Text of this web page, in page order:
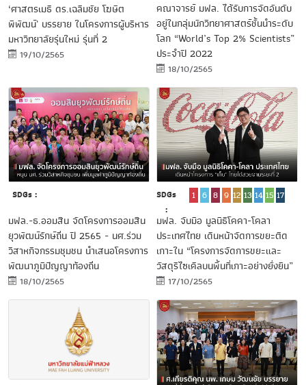
‘ศาสตรเมธี ดร.เฉลิมชัย โฆษิต
พิพัฒน์' บรรยาย ในโครงการผู้บริหาร
มหาวิทยาลัยรุ่นใหม่ รุ่นที่ 2
19/10/2565
คณาจารย์ มฟล. ได้รับการจัดอันดับ
อยู่ในกลุ่มนักวิทยาศาสตร์ชั้นนำระดับ
โลก “World’s Top 2% Scientists”
ประจำปี 2022
18/10/2565
SDGs :
มฟล.-ธ.ออมสิน จัดโครงการออมสิน
ยุวพัฒน์รักษ์ถิ่น ปี 2565 - นศ.ร่วม
วิสาหกิจกรรมชุมชน นำเสนอโครงการ
พัฒนาภูมิปัญญาท้องถิ่น
18/10/2565
SDGs
:
1 6 8 9 12 13 14 15 17
มฟล. จับมือ มูลนิธิโคคา-โคลา
ประเทศไทย เดินหน้าจัดการขยะติด
เกาะใน “โครงการจัดการขยะและ
วัสดุรีไซเคิลบนพื้นที่เกาะอย่างยั่งยืน”
17/10/2565